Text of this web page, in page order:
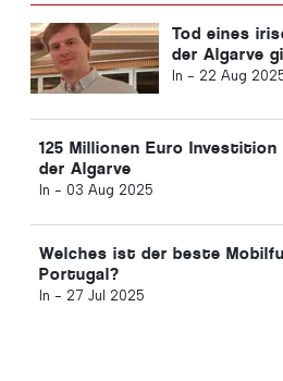
Tod eines
der Algarve
In - 22 Aug
125 Millionen Euro
der Algarve
In - 03 Aug 2025
Welches ist der beste
Portugal?
In - 27 Jul 2025